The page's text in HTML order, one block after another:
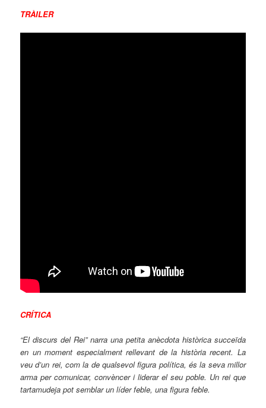
TRÀILER
CRÍTICA
“El discurs del Rei” narra una petita anècdota històrica succeïda
en un moment especialment rellevant de la història recent. La
veu d’un rei, com la de qualsevol figura política, és la seva millor
arma per comunicar, convèncer i liderar el seu poble. Un rei que
tartamudeja pot semblar un líder feble, una figura feble.